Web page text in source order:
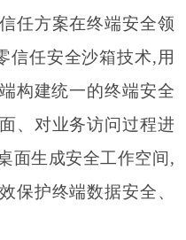
任方案在终端安全领
信任安全沙箱技术,用
构建统一的终端安全
、对业务访问过程进
面生成安全工作空间,
保护终端数据安全、